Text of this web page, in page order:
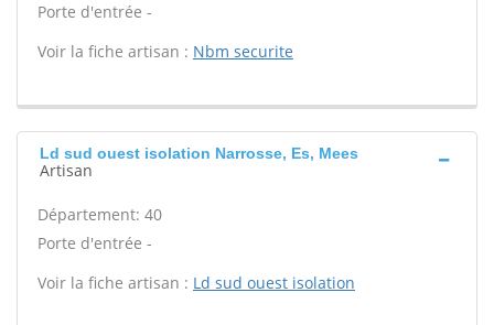
Porte d'entrée -
Voir la fiche artisan : Nbm securite
Ld sud ouest isolation Narrosse, Es, Mees
Artisan
Département: 40
Porte d'entrée -
Voir la fiche artisan : Ld sud ouest isolation